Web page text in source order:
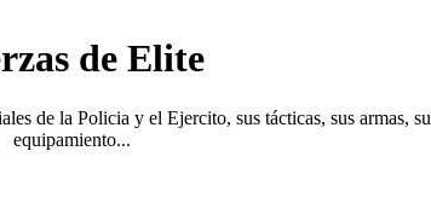
de Elite
de la Policia y el Ejercito, sus tácticas, sus armas, su
equipamiento...